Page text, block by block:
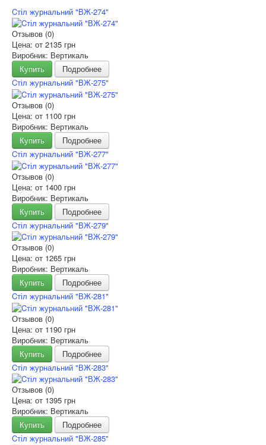
Cтіл журнальний "ВЖ-274"
Отзывов (0)
Цена: от 2135 грн
Виробник: Вертикаль
Купить
Подробнее
Cтіл журнальний "ВЖ-275"
Отзывов (0)
Цена: от 1100 грн
Виробник: Вертикаль
Купить
Подробнее
Cтіл журнальний "ВЖ-277"
Отзывов (0)
Цена: от 1400 грн
Виробник: Вертикаль
Купить
Подробнее
Cтіл журнальний "ВЖ-279"
Отзывов (0)
Цена: от 1265 грн
Виробник: Вертикаль
Купить
Подробнее
Cтіл журнальний "ВЖ-281"
Отзывов (0)
Цена: от 1190 грн
Виробник: Вертикаль
Купить
Подробнее
Cтіл журнальний "ВЖ-283"
Отзывов (0)
Цена: от 1395 грн
Виробник: Вертикаль
Купить
Подробнее
Cтіл журнальний "ВЖ-285"